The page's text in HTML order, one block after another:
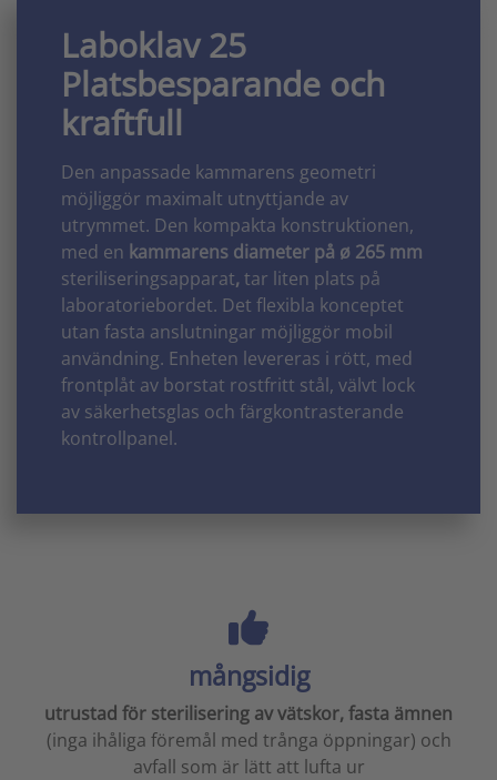
Laboklav 25
Platsbesparande och
kraftfull
Den anpassade kammarens geometri
möjliggör maximalt utnyttjande av
utrymmet. Den kompakta konstruktionen,
med en kammarens diameter på ø 265 mm
steriliseringsapparat, tar liten plats på
laboratoriebordet. Det flexibla konceptet
utan fasta anslutningar möjliggör mobil
användning. Enheten levereras i rött, med
frontplåt av borstat rostfritt stål, välvt lock
av säkerhetsglas och färgkontrasterande
kontrollpanel.
mångsidig
utrustad för sterilisering av vätskor, fasta ämnen
(inga ihåliga föremål med trånga öppningar) och
avfall som är lätt att lufta ur